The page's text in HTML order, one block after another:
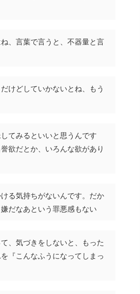
、言葉で言うと、不器量と言
けどしていかないとね、もう
てみるといいと思うんです
欲だとか、いろんな欲があり
る気持ちがないんです。だか
だなあという罪悪感もない
、気づきをしないと、もった
『こんなふうになってしまっ